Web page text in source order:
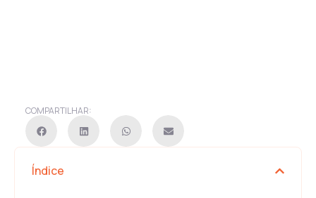
COMPARTILHAR:
Índice